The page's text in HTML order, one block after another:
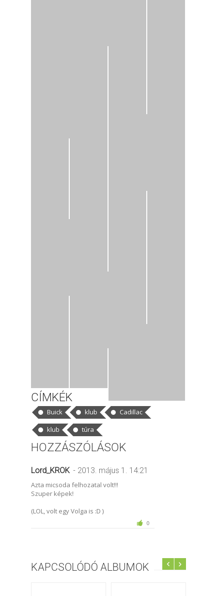
CÍMKÉK
Buick klub
Cadillac
klub
túra
HOZZÁSZÓLÁSOK
Lord_KROK - 2013. május 1. 14:21
Azta micsoda felhozatal volt!!!
Szuper képek!
(LOL, volt egy Volga is :D )
0
KAPCSOLÓDÓ ALBUMOK